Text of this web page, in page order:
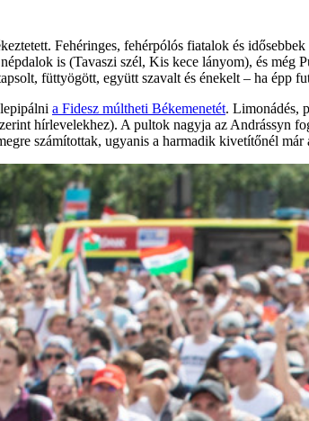
Fehéringes, fehérpólós fiatalok és
is (Tavaszi szél, Kis kece lányom), és még
füttyögött, együtt szavalt és énekelt – ha
a Fidesz múltheti Békemenetét. Limonádés,
hírlevelekhez). A pultok nagyja az Andrássyn
számítottak, ugyanis a harmadik kivetítőnél már